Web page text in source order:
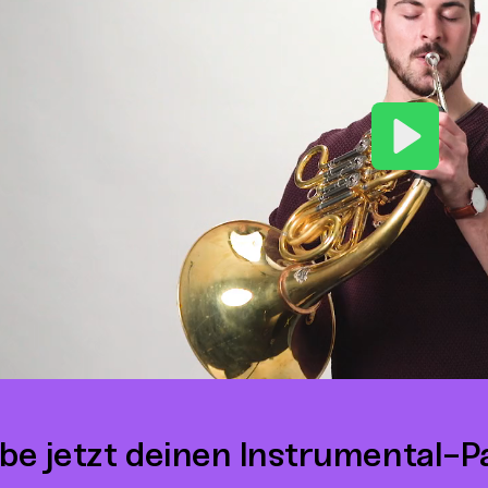
Play
jetzt deinen Instrumental-